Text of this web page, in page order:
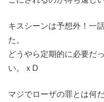
キスシーンは予想外！一
た。
どうやら定期的に必要だ
い。ｘD
マジでローザの罪とは何